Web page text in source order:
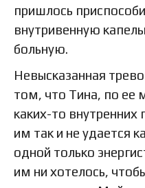
пришлось
внутривенную
больную.
Невысказанная
том, что Тина, по ее
каких-то
им так и не удается
одной только
им ни хотелось,